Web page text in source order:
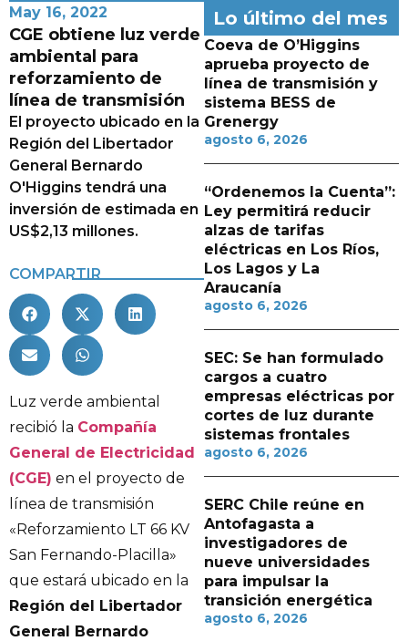
May 16, 2022
CGE obtiene luz verde
ambiental para
reforzamiento de
línea de transmisión
El proyecto ubicado en la
Región del Libertador
General Bernardo
O'Higgins tendrá una
inversión de estimada en
US$2,13 millones.
COMPARTIR
Luz verde ambiental
recibió la Compañía
General de Electricidad
(CGE) en el proyecto de
línea de transmisión
«Reforzamiento LT 66 KV
San Fernando-Placilla»
que estará ubicado en la
Región del Libertador
General Bernardo
Lo último del mes
Coeva de O’Higgins
aprueba proyecto de
línea de transmisión y
sistema BESS de
Grenergy
agosto 6, 2026
“Ordenemos la Cuenta”:
Ley permitirá reducir
alzas de tarifas
eléctricas en Los Ríos,
Los Lagos y La
Araucanía
agosto 6, 2026
SEC: Se han formulado
cargos a cuatro
empresas eléctricas por
cortes de luz durante
sistemas frontales
agosto 6, 2026
SERC Chile reúne en
Antofagasta a
investigadores de
nueve universidades
para impulsar la
transición energética
agosto 6, 2026